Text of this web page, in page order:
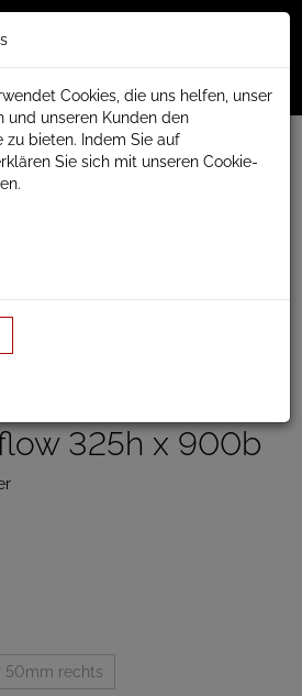
Badheizkörper
schreiben
325h x 900b
50mm rechts
Cookies, die uns helfen, unser
und unseren Kunden den
zu bieten. Indem Sie auf
Sie sich mit unseren Cookie-